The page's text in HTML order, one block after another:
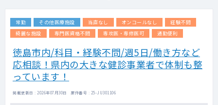
常勤 その他医療施設 当直なし オンコールなし
経験不問
綺麗な施設
専門医資格不問 専攻医・専修医可 通勤便利
徳島市内/科目・経験不問/週5日/働き方など
応相談！県内の大きな健診事業者で体制も整
っています！
掲載更新日 : 2026年07月30日 案件番号 : 25-JU301106